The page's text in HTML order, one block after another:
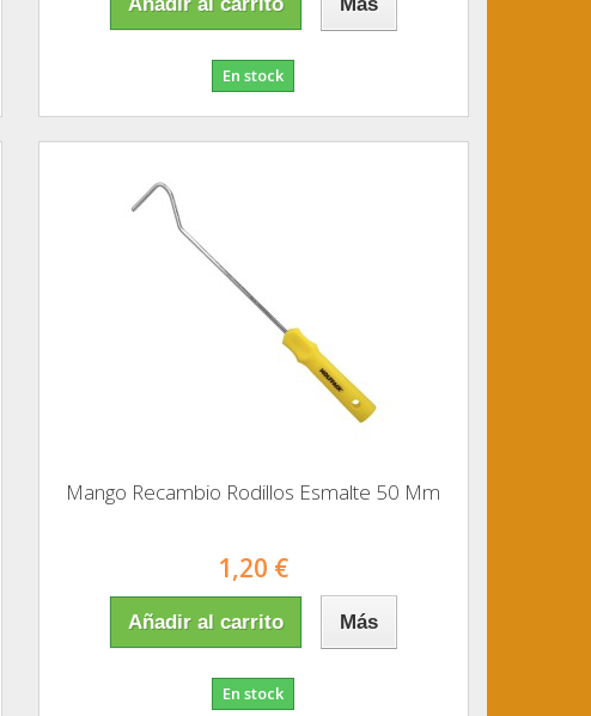
En stock
Mango Recambio Rodillos Esmalte 50 Mm
1,20 €
Añadir al carrito Más
En stock